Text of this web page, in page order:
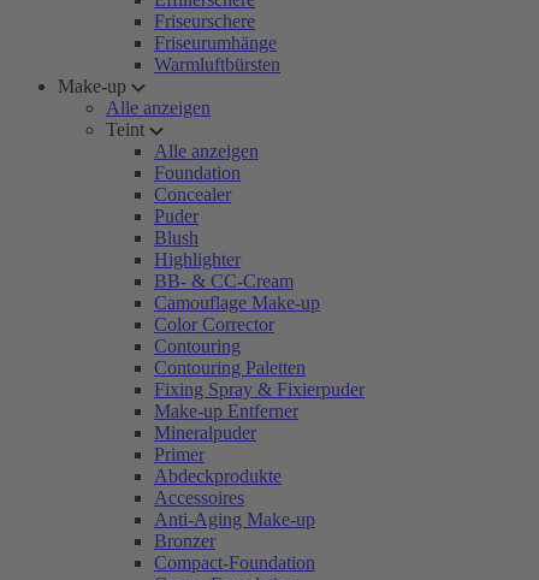
Friseurschere
Friseurumhänge
Warmluftbürsten
Make-up
Alle anzeigen
Teint
Alle anzeigen
Foundation
Concealer
Puder
Blush
Highlighter
BB- & CC-Cream
Camouflage Make-up
Color Corrector
Contouring
Contouring Paletten
Fixing Spray & Fixierpuder
Make-up Entferner
Mineralpuder
Primer
Abdeckprodukte
Accessoires
Anti-Aging Make-up
Bronzer
Compact-Foundation